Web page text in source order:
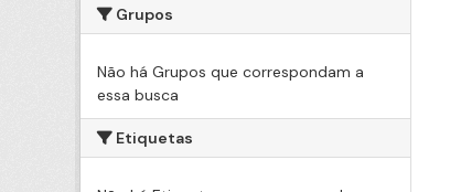
Grupos
Não há Grupos que correspondam a
essa busca
Etiquetas